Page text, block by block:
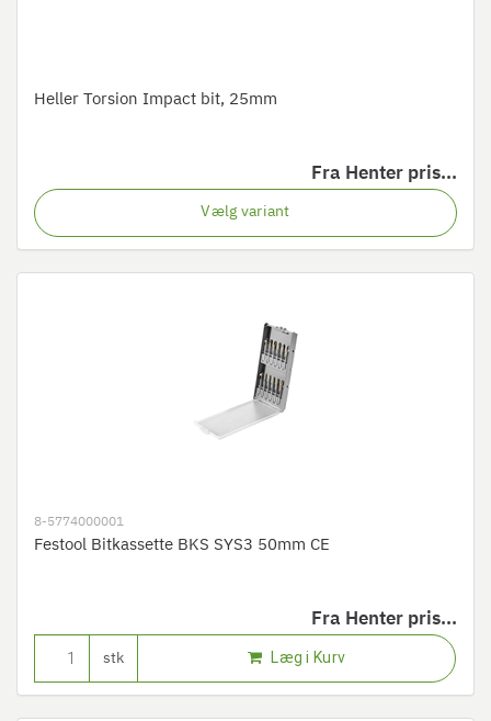
Heller Torsion Impact bit, 25mm
Fra Henter pris...
Vælg variant
8-5774000001
Festool Bitkassette BKS SYS3 50mm CE
Fra Henter pris...
stk Læg i Kurv